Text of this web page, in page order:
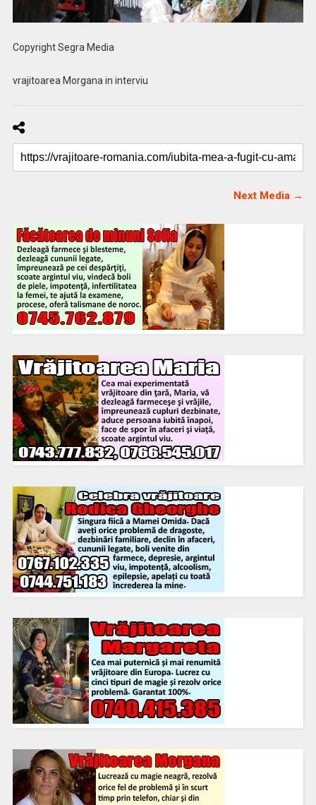
Copyright Segra Media
vrajitoarea Morgana in interviu
Next Media →